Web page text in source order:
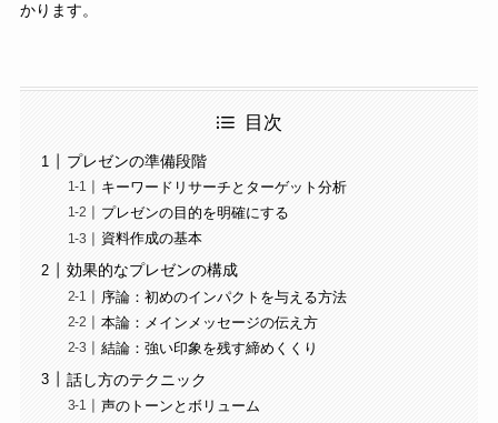
かります。
目次
プレゼンの準備段階
キーワードリサーチとターゲット分析
プレゼンの目的を明確にする
資料作成の基本
効果的なプレゼンの構成
序論：初めのインパクトを与える方法
本論：メインメッセージの伝え方
結論：強い印象を残す締めくくり
話し方のテクニック
声のトーンとボリューム